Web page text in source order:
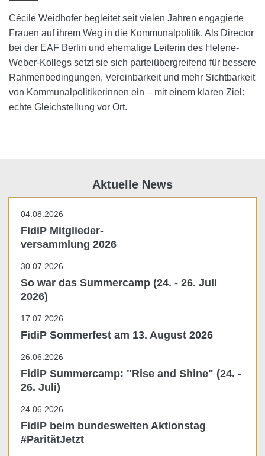
Cécile Weidhofer begleitet seit vielen Jahren engagierte
Frauen auf ihrem Weg in die Kommunalpolitik. Als Director
bei der EAF Berlin und ehemalige Leiterin des Helene-
Weber-Kollegs setzt sie sich parteiübergreifend für bessere
Rahmenbedingungen, Vereinbarkeit und mehr Sichtbarkeit
von Kommunalpolitikerinnen ein – mit einem klaren Ziel:
echte Gleichstellung vor Ort.
Aktuelle News
04.08.2026
FidiP Mitglieder-
versammlung 2026
30.07.2026
So war das Summercamp (24. - 26. Juli
2026)
17.07.2026
FidiP Sommerfest am 13. August 2026
26.06.2026
FidiP Summercamp: "Rise and Shine" (24. -
26. Juli)
24.06.2026
FidiP beim bundesweiten Aktionstag
#ParitätJetzt